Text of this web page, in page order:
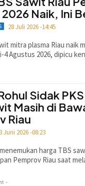
Naik, Ini
28 Juli 2026 -14:45
mitra plasma Riau naik
4 Agustus 2026, dipicu
Sidak
Masih di
Riau
3 Juni 2026 -08:23
harga TBS
Pemprov Riau saat
-